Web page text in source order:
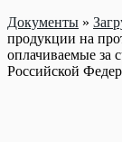
Документы »
продукции на
оплачиваемые за
Российской